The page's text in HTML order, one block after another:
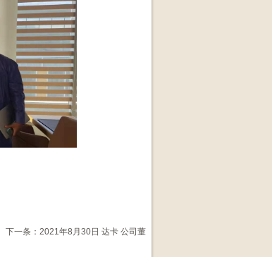
下一条： 2021年8月30日 达卡 公司董